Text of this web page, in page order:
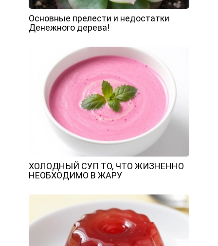
Основные прелести и недостатки
Денежного дерева!
ХОЛОДНЫЙ СУП ТО, ЧТО ЖИЗНЕННО
НЕОБХОДИМО В ЖАРУ